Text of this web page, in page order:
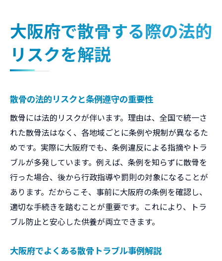
散骨の判例から見る安心できる供養方法
散骨に関する代表的な判例の特徴と解説
判例が示す合法的な散骨手続きの流れ
墓地埋葬法判例を活かした散骨の注意点
行政訴訟判例が語る散骨の実務ポイント
トラブル防止に有効な散骨マナーの実践
違法と合法の境界線はどこか散骨の実情
散骨の違法性と合法性を判例で解説
勝手な散骨と許可を得た散骨の違い
墓地埋葬法に基づく散骨の境界を知る
行政通達や事件判例から見る散骨事情
散骨の実情と認められる供養形態とは
大阪府で散骨する際の法的
リスクを解説
散骨の法的リスクと条例遵守の重要性
散骨には法的リスクが伴います。理由は、全国で統一さ
れた散骨法はなく、各地域ごとに条例や規制が異なるた
めです。実際に大阪府でも、条例違反による指摘やトラ
ブルが多発しています。例えば、条例を知らずに散骨を
行った場合、後から行政指導や罰則の対象になることが
あります。だからこそ、事前に大阪府の条例を確認し、
適切な手続きを踏むことが重要です。これにより、トラ
ブル防止と安心した供養が両立できます。
大阪府でよくある散骨トラブル事例解説